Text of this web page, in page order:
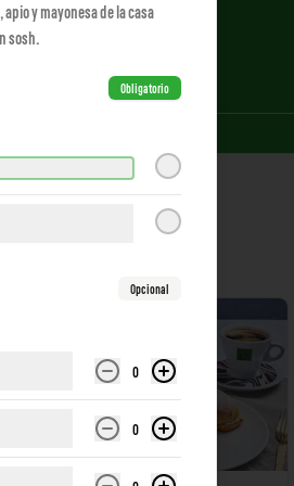
y mayonesa de la casa
sosh.
Obligatorio
Opcional
0
0